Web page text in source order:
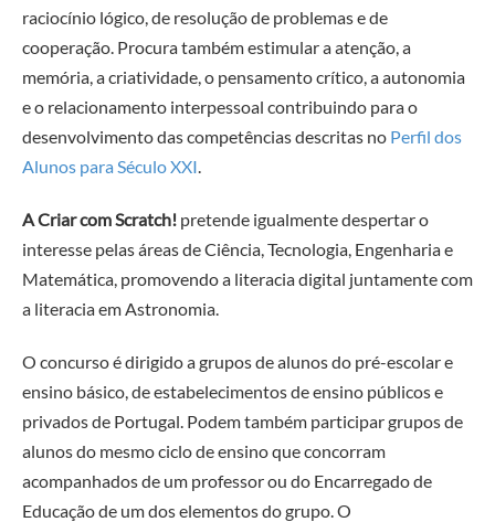
raciocínio lógico, de resolução de problemas e de
cooperação. Procura também estimular a atenção, a
memória, a criatividade, o pensamento crítico, a autonomia
e o relacionamento interpessoal contribuindo para o
desenvolvimento das competências descritas no Perfil dos
Alunos para Século XXI.
A Criar com Scratch! pretende igualmente despertar o
interesse pelas áreas de Ciência, Tecnologia, Engenharia e
Matemática, promovendo a literacia digital juntamente com
a literacia em Astronomia.
O concurso é dirigido a grupos de alunos do pré-escolar e
ensino básico, de estabelecimentos de ensino públicos e
privados de Portugal. Podem também participar grupos de
alunos do mesmo ciclo de ensino que concorram
acompanhados de um professor ou do Encarregado de
Educação de um dos elementos do grupo. O